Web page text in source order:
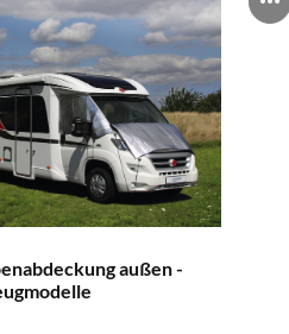
Wohnmobil Thermomatten außen, Thermomatten Fahrerhaus
Autositz Schonbezug T5, Ducato / Sitzbezug Auto
außen -